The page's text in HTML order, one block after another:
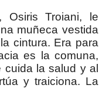
Osiris Troiani, le
muñeca vestida
cintura. Era para
es la comuna,
la salud y al
y traiciona. La